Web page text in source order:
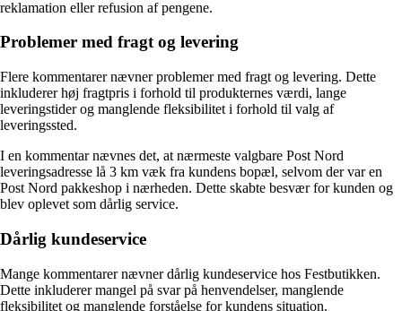
reklamation eller refusion af pengene.
Problemer med fragt og levering
Flere kommentarer nævner problemer med fragt og levering. Dette
inkluderer høj fragtpris i forhold til produkternes værdi, lange
leveringstider og manglende fleksibilitet i forhold til valg af
leveringssted.
I en kommentar nævnes det, at nærmeste valgbare Post Nord
leveringsadresse lå 3 km væk fra kundens bopæl, selvom der var en
Post Nord pakkeshop i nærheden. Dette skabte besvær for kunden og
blev oplevet som dårlig service.
Dårlig kundeservice
Mange kommentarer nævner dårlig kundeservice hos Festbutikken.
Dette inkluderer mangel på svar på henvendelser, manglende
fleksibilitet og manglende forståelse for kundens situation.